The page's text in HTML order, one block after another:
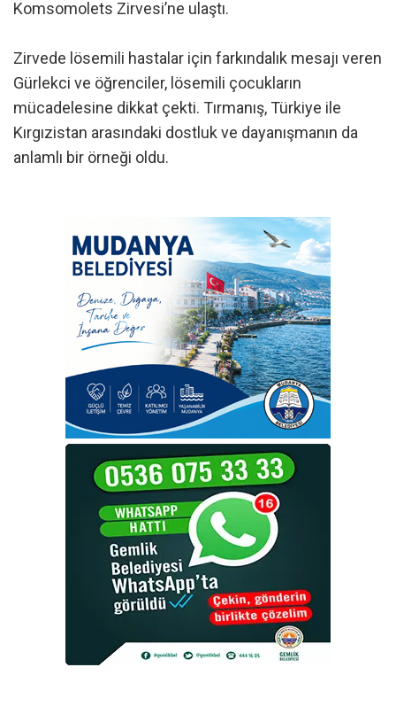
Komsomolets Zirvesi’ne ulaştı.
Zirvede lösemili hastalar için farkındalık mesajı veren
Gürlekci ve öğrenciler, lösemili çocukların
mücadelesine dikkat çekti. Tırmanış, Türkiye ile
Kırgızistan arasındaki dostluk ve dayanışmanın da
anlamlı bir örneği oldu.